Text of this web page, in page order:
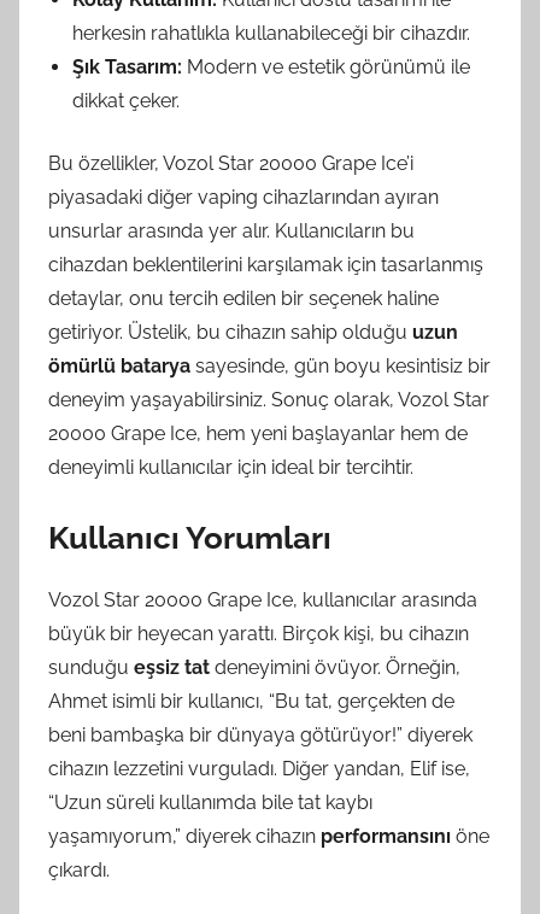
herkesin rahatlıkla kullanabileceği bir cihazdır.
Şık Tasarım: Modern ve estetik görünümü ile
dikkat çeker.
Bu özellikler, Vozol Star 20000 Grape Ice’i
piyasadaki diğer vaping cihazlarından ayıran
unsurlar arasında yer alır. Kullanıcıların bu
cihazdan beklentilerini karşılamak için tasarlanmış
detaylar, onu tercih edilen bir seçenek haline
getiriyor. Üstelik, bu cihazın sahip olduğu uzun
ömürlü batarya sayesinde, gün boyu kesintisiz bir
deneyim yaşayabilirsiniz. Sonuç olarak, Vozol Star
20000 Grape Ice, hem yeni başlayanlar hem de
deneyimli kullanıcılar için ideal bir tercihtir.
Kullanıcı Yorumları
Vozol Star 20000 Grape Ice, kullanıcılar arasında
büyük bir heyecan yarattı. Birçok kişi, bu cihazın
sunduğu eşsiz tat deneyimini övüyor. Örneğin,
Ahmet isimli bir kullanıcı, “Bu tat, gerçekten de
beni bambaşka bir dünyaya götürüyor!” diyerek
cihazın lezzetini vurguladı. Diğer yandan, Elif ise,
“Uzun süreli kullanımda bile tat kaybı
yaşamıyorum,” diyerek cihazın performansını öne
çıkardı.